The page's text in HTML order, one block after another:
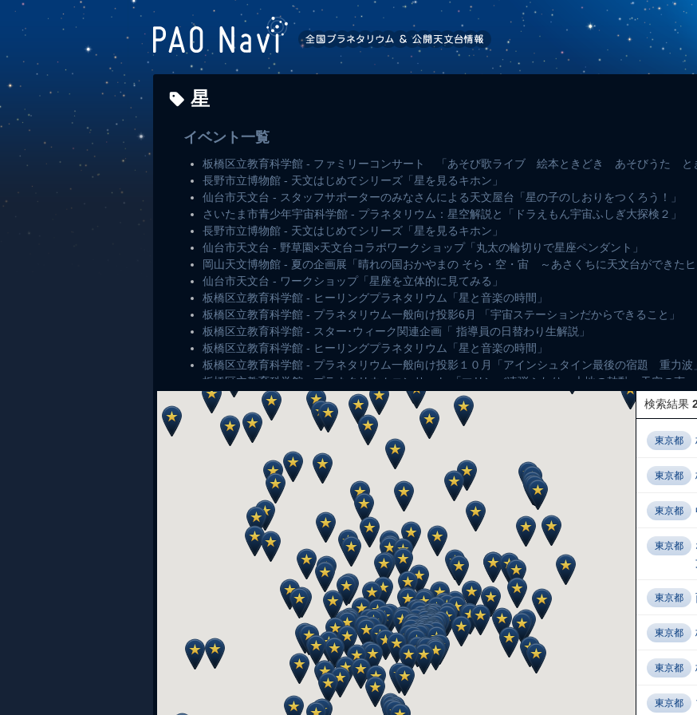
星
イベント一覧
板橋区立教育科学館 - ファミリーコンサート 「あそび歌ライブ 絵本ときどき あそびうた と
長野市立博物館 - 天文はじめてシリーズ「星を見るキホン」
仙台市天文台 - スタッフサポーターのみなさんによる天文屋台「星の子のしおりをつくろう！」
さいたま市青少年宇宙科学館 - プラネタリウム：星空解説と「ドラえもん宇宙ふしぎ大探検２」
長野市立博物館 - 天文はじめてシリーズ「星を見るキホン」
仙台市天文台 - 野草園×天文台コラボワークショップ「丸太の輪切りで星座ペンダント」
岡山天文博物館 - 夏の企画展「晴れの国おかやまの そら・空・宙 ～あさくちに天文台ができたヒ
仙台市天文台 - ワークショップ「星座を立体的に見てみる」
板橋区立教育科学館 - ヒーリングプラネタリウム「星と音楽の時間」
板橋区立教育科学館 - プラネタリウム一般向け投影6月 「宇宙ステーションだからできること」
板橋区立教育科学館 - スター･ウィーク関連企画「 指導員の日替わり生解説」
板橋区立教育科学館 - ヒーリングプラネタリウム「星と音楽の時間」
板橋区立教育科学館 - プラネタリウム一般向け投影１０月「アインシュタイン最後の宿題 重力波」
板橋区立教育科学館 - プラネタリウムコンサート 「マリンバ連弾ふわり～大地の鼓動、天空の声～
板橋区立教育科学館 - プラネタリウム一般向け投影12月「日本の星絶景」
板橋区立教育科学館 - プラネタリウム特別投影「クリスマスの星空」
板橋区立教育科学館 - ヒーリングプラネタリウム「熟睡プラ寝たリウム」
板橋区立教育科学館 - プラネタリウム一般向け投影2月 「ギリシャ神話シリーズ～女神図鑑～」
板橋区立教育科学館 - ヒーリングプラネタリウム「星と音楽の時間」(ロックの日）
板橋区立教育科学館 - ヒーリングプラネタリウム「七夕前夜発～ 気ままに宇宙旅行」
星と宇宙のミニ博物館 青星 - 透明化石レプリカを作ろう
コジマ子どもサイエンスパーク（栃木県子ども総合科学館） - プラネタリウム特別番組 星と音楽
板橋区立教育科学館 - ヒーリングプラネタリウム「星と香りのヒーリングタイム」
板橋区立教育科学館 - プラネタリウムコンサート12月「星空と癒しのギターコンサート」
仙台市天文台 - 折紙照明展～星の造形～
板橋区立教育科学館 - プラネタリウム一般向け投影１２月「彗星と流星群」
板橋区立教育科学館 - プラネタリウム特別投影「クリスマスの星空」
板橋区立教育科学館 - プラネタリウム ウクレレコンサート～春夏秋冬・HARU～
星と宇宙のミニ博物館 青星 - 親子ヨガ＆星のワークショップ
板橋区立教育科学館 - ヒーリングプラネタリウム「星と音楽の時間」
板橋区立教育科学館 - 【延期】プラネタリウムコンサート「外囿祥一郎＆西久保友広コンサート
つくばエキスポセンター - 企画展「星座展 ーギリシャ神話からキトラ古墳までー」
検索結果
東京都
東京都
東京都
東京都
東京都
東京都
東京都
東京都